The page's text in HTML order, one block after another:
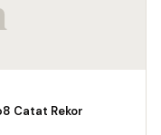
Catat Rekor